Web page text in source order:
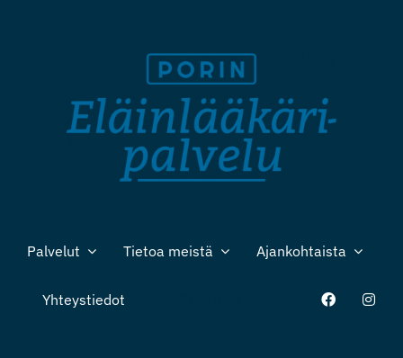
Palvelut Tietoa meistä Ajankohtaista
Yhteystiedot